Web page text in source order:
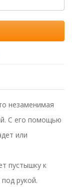
незаменимая
С его помощью
или
пустышку к
рукой.